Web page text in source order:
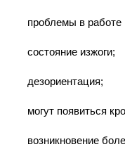
проблемы в
состояние изжоги;
дезориентация;
могут появиться
возникновение